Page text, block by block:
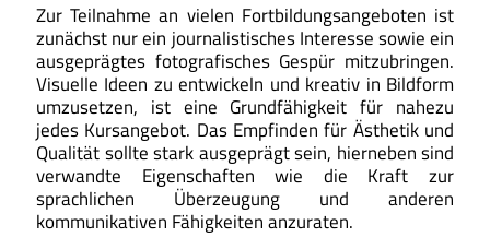
Zur Teilnahme an vielen Fortbildungsangeboten ist
zunächst nur ein journalistisches Interesse sowie ein
ausgeprägtes fotografisches Gespür mitzubringen.
Visuelle Ideen zu entwickeln und kreativ in Bildform
umzusetzen, ist eine Grundfähigkeit für nahezu
jedes Kursangebot. Das Empfinden für Ästhetik und
Qualität sollte stark ausgeprägt sein, hierneben sind
verwandte Eigenschaften wie die Kraft zur
sprachlichen Überzeugung und anderen
kommunikativen Fähigkeiten anzuraten.